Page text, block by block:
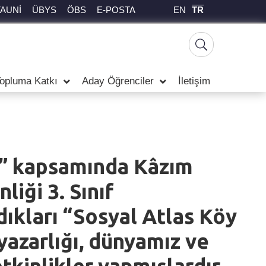
ÜBYS ÖBS E-POSTA EN TR
Katkı Aday Öğrenciler İletişim
Kâzım
3. Sınıf
“Sosyal Atlas Köy
dünyamız ve